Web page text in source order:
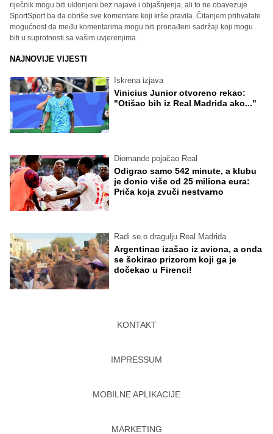
riječnik mogu biti uklonjeni bez najave i objašnjenja, ali to ne obavezuje
SportSport.ba da obriše sve komentare koji krše pravila. Čitanjem prihvatate
mogućnost da među komentarima mogu biti pronađeni sadržaji koji mogu
biti u suprotnosti sa vašim uvjerenjima.
NAJNOVIJE VIJESTI
Iskrena izjava
Vinicius Junior otvoreno rekao:
"Otišao bih iz Real Madrida ako..."
Diomande pojačao Real
Odigrao samo 542 minute, a klubu
je donio više od 25 miliona eura:
Priča koja zvuči nestvarno
Radi se.o dragulju Real Madrida
Argentinac izašao iz aviona, a onda
se šokirao prizorom koji ga je
dočekao u Firenci!
KONTAKT
IMPRESSUM
MOBILNE APLIKACIJE
MARKETING